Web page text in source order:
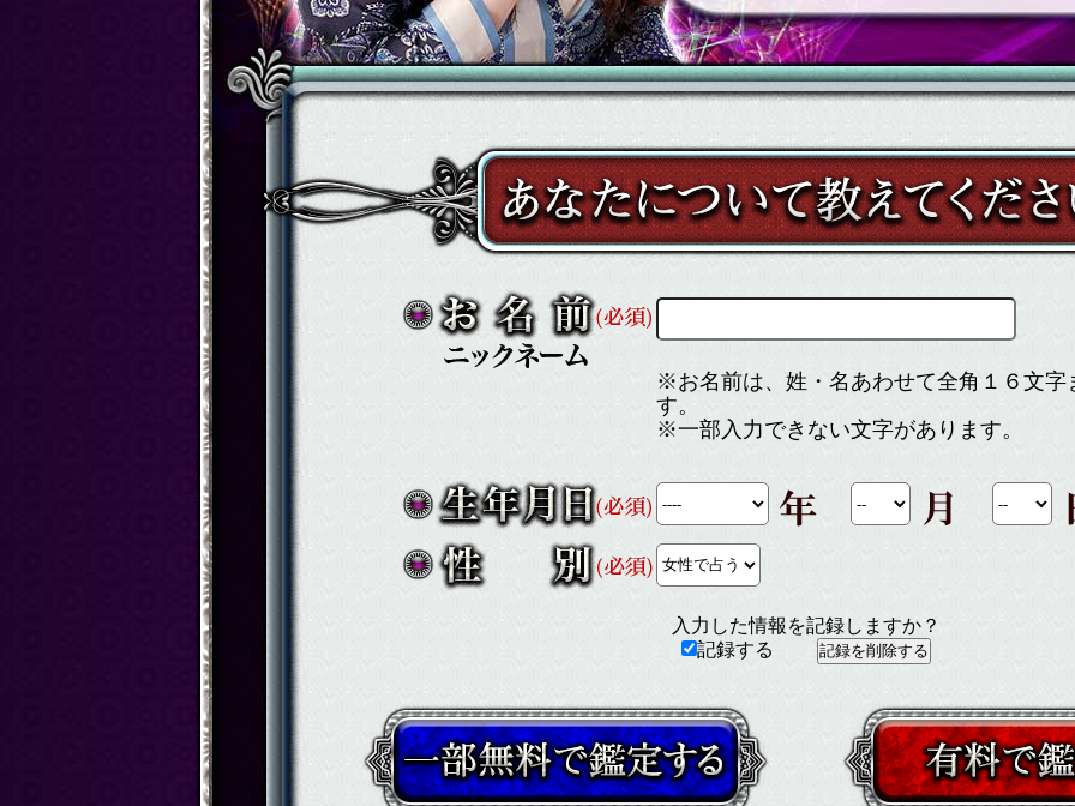
※お名前は、姓・名あわせて全角１６文字
す。
※一部入力できない文字があります。
入力した情報を記録しますか？
記録する